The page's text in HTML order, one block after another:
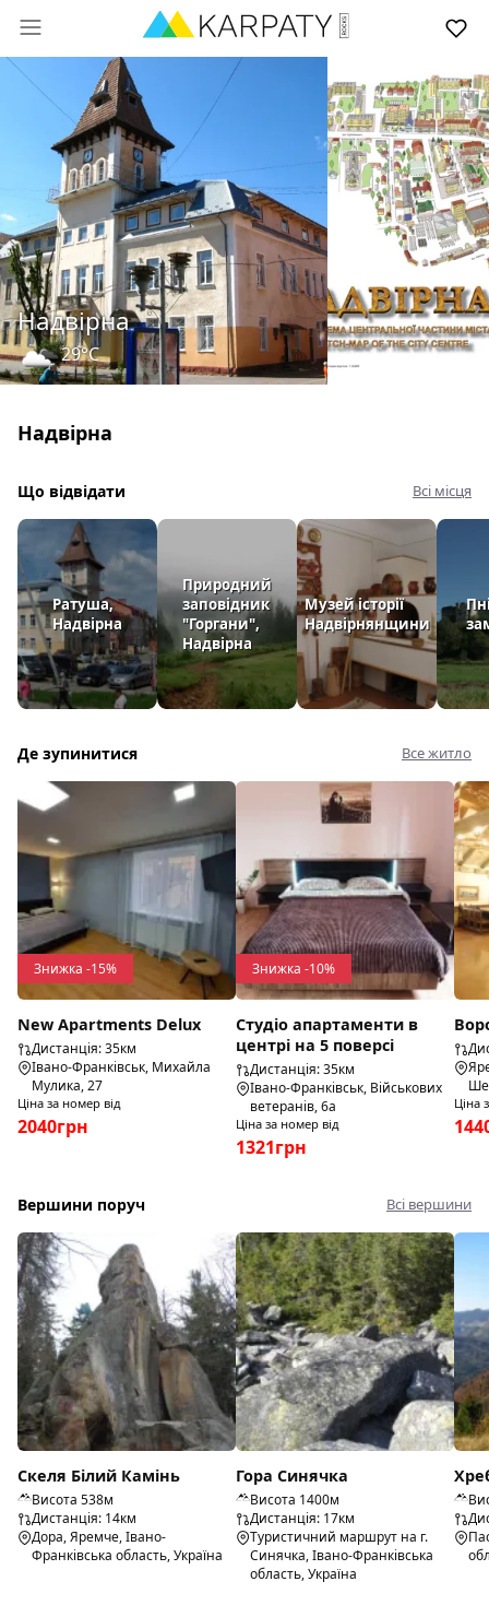
Надвірна
29°C
Надвірна
Що відвідати Всі місця
Ратуша,
Надвірна
Природний
заповідник
"Горгани",
Надвірна
Музей історії
Надвірнянщини
Де зупинитися Все житло
Знижка -15%
New Apartments Delux
Дистанція: 35км
Івано-Франківськ, Михайла
Мулика, 27
Ціна за номер від
2040грн
Знижка -10%
Студіо апартаменти в
центрі на 5 поверсі
Дистанція: 35км
Івано-Франківськ, Військових
ветеранів, 6а
Ціна за номер від
1321грн
Ціна
Вершини поруч Всі вершини
Скеля Білий Камінь
Висота 538м
Дистанція: 14км
Дора, Яремче, Івано-
Франківська область, Україна
Гора Синячка
Висота 1400м
Дистанція: 17км
Туристичний маршрут на г.
Синячка, Івано-Франківська
область, Україна